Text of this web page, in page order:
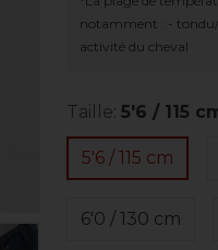
notamment : -
activité du cheval
Taille: 5'6 / 115
5'6 / 115 cm
6'0 / 130 cm